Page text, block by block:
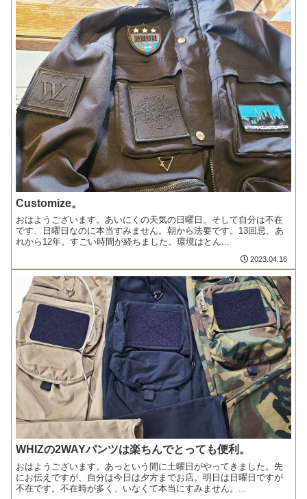
Customize。
おはようございます。あいにくの天気の日曜日。そして自分は不在
です、日曜日なのに本当すみません。朝から法要です。13回忌、あ
れから12年。すごい時間が経ちました。環境はとん...
2023.04.16
WHIZの2WAYパンツは楽ちんでとっても便利。
おはようございます。あっという間に土曜日がやってきました。先
にお伝えですが、自分は今日は夕方までお店。明日は日曜日ですが
不在です。不在時が多く、いなくて本当にすみません。...